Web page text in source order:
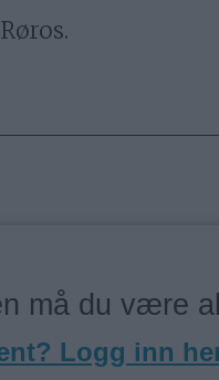
må du være
Logg inn